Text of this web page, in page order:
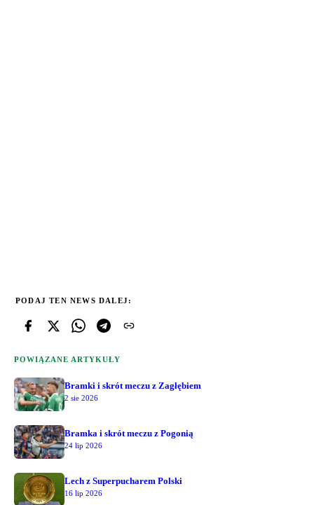
PODAJ TEN NEWS DALEJ:
POWIĄZANE ARTYKUŁY
Bramki i skrót meczu z Zagłębiem
2 sie 2026
Bramka i skrót meczu z Pogonią
24 lip 2026
Lech z Superpucharem Polski
16 lip 2026